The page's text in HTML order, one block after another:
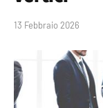
13 Febbraio 2026